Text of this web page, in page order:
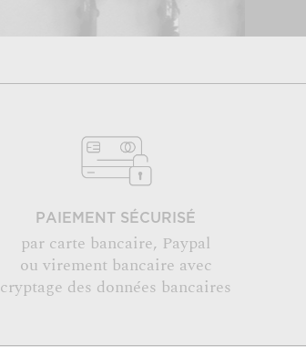
PAIEMENT SÉCURISÉ
par carte bancaire, Paypal
ou virement bancaire avec
cryptage des données bancaires